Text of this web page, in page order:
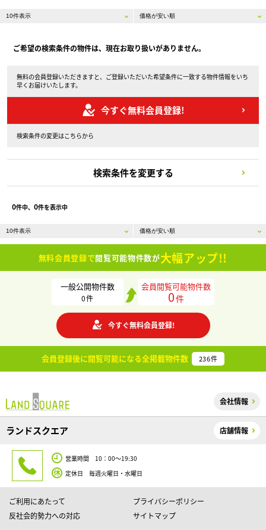
ご希望の検索条件の物件は、現在お取り扱いがありません。
無料の会員登録いただきますと、ご登録いただいた希望条件に一致する物件情報をいち
早くお届けいたします。
今すぐ無料会員登録!
検索条件の変更はこちらから
検索条件を変更する
0件中、 0件を表示中
無料会員登録で閲覧可能物件数が大幅アップ!!
一般公開物件数
0件
会員閲覧可能物件数
0件
今すぐ無料会員登録!
会員登録後に閲覧可能になる全掲載物件数 236件
会社情報
ランドスクエア 店舗情報
営業時間 10：00～19:30
定休日 毎週火曜日・水曜日
ご利用にあたって
プライバシーポリシー
反社会的勢力への対応
サイトマップ